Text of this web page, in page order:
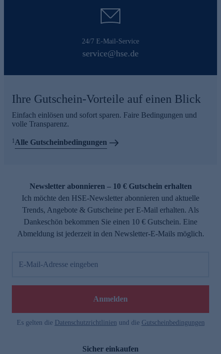
24/7 E-Mail-Service
service@hse.de
Ihre Gutschein-Vorteile auf einen Blick
Einfach einlösen und sofort sparen. Faire Bedingungen und
volle Transparenz.
1 Alle Gutscheinbedingungen
Newsletter abonnieren – 10 € Gutschein erhalten
Ich möchte den HSE-Newsletter abonnieren und aktuelle
Trends, Angebote & Gutscheine per E-Mail erhalten. Als
Dankeschön bekommen Sie einen 10 € Gutschein. Eine
Abmeldung ist jederzeit in den Newsletter-E-Mails möglich.
E-Mail-Adresse eingeben
Anmelden
Es gelten die Datenschutzrichtlinien und die Gutscheinbedingungen
Sicher einkaufen